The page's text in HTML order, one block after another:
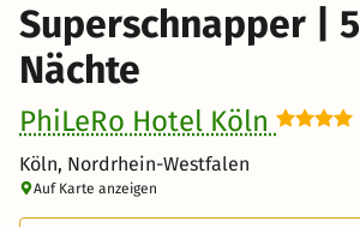
Superschnapper | 5
Nächte
PhiLeRo Hotel Köln
Köln, Nordrhein-Westfalen
Auf Karte anzeigen